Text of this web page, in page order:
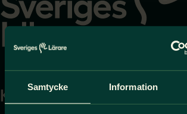
Samtycke Information
Kontakta Press